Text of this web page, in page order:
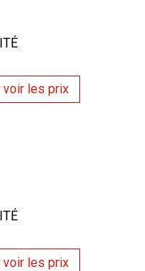
voir les prix
voir les prix